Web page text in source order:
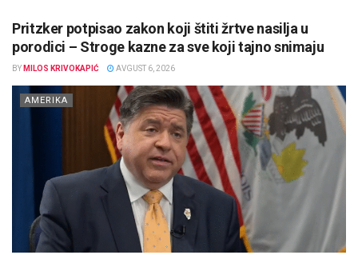
Pritzker potpisao zakon koji štiti žrtve nasilja u
porodici – Stroge kazne za sve koji tajno snimaju
BY MILOS KRIVOKAPIĆ AVGUST 6, 2026
AMERIKA